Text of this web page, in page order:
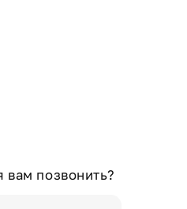
вам позвонить?